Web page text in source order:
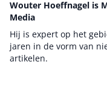
Wouter Hoeffnagel is
Media
Hij is expert op het
jaren in de vorm van
artikelen.